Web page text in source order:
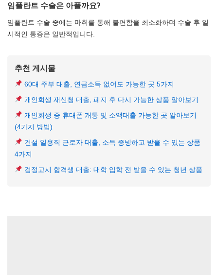
임플란트 수술은 아플까요?
임플란트 수술 중에는 마취를 통해 불편함을 최소화하며 수술 후 일
시적인 통증은 일반적입니다.
추천 게시물
60대 주부 대출, 연금소득 없어도 가능한 곳 5가지
개인회생 재신청 대출, 폐지 후 다시 가능한 상품 알아보기
개인회생 중 휴대폰 개통 및 소액대출 가능한 곳 알아보기
(4가지 방법)
건설 일용직 근로자 대출, 소득 증빙하고 받을 수 있는 상품
4가지
검정고시 합격생 대출: 대학 입학 전 받을 수 있는 청년 상품